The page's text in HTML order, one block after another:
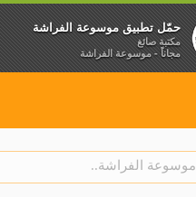
حمّل تطبيق موسوعة الفراشة
مكتبة صائغ
مجاناً - موسوعة الفراشة